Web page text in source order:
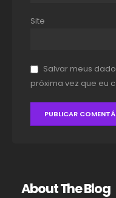
Site
Salvar meus
próxima vez que eu
About The Blog